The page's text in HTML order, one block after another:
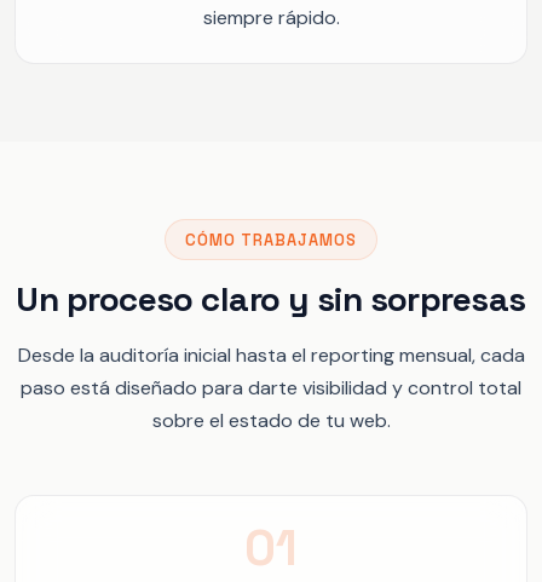
siempre rápido.
CÓMO TRABAJAMOS
Un proceso claro y sin sorpresas
Desde la auditoría inicial hasta el reporting mensual, cada
paso está diseñado para darte visibilidad y control total
sobre el estado de tu web.
01